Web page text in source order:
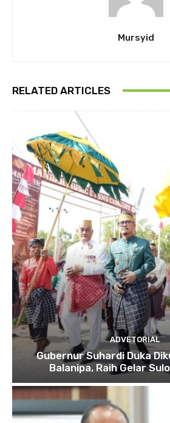
Mursyid
RELATED ARTICLES
ADVETORIAL
Gubernur Suhardi Duka
Balanipa, Raih Gelar